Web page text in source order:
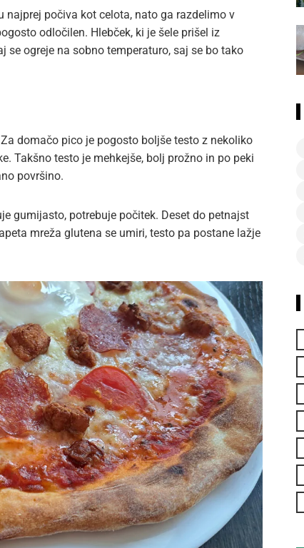
najprej počiva kot celota, nato ga razdelimo v
odločilen. Hlebček, ki je šele prišel iz
ogreje na sobno temperaturo, saj se bo tako
domačo pico je pogosto boljše testo z nekoliko
Takšno testo je mehkejše, bolj prožno in po peki
površino.
gumijasto, potrebuje počitek. Deset do petnajst
mreža glutena se umiri, testo pa postane lažje